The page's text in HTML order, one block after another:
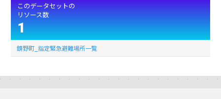
このデータセットの
リソース数
1
鏡野町_指定緊急避難場所一覧